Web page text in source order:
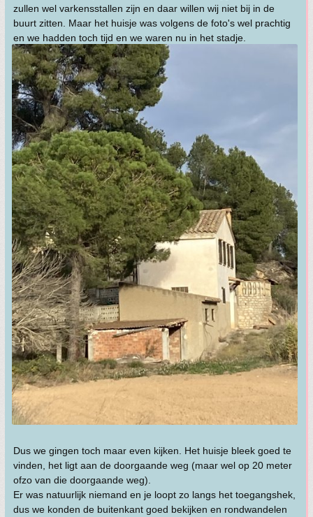
zullen wel varkensstallen zijn en daar willen wij niet bij in de
buurt zitten. Maar het huisje was volgens de foto's wel prachtig
en we hadden toch tijd en we waren nu in het stadje.
Dus we gingen toch maar even kijken. Het huisje bleek goed te
vinden, het ligt aan de doorgaande weg (maar wel op 20 meter
ofzo van die doorgaande weg).
Er was natuurlijk niemand en je loopt zo langs het toegangshek,
dus we konden de buitenkant goed bekijken en rondwandelen